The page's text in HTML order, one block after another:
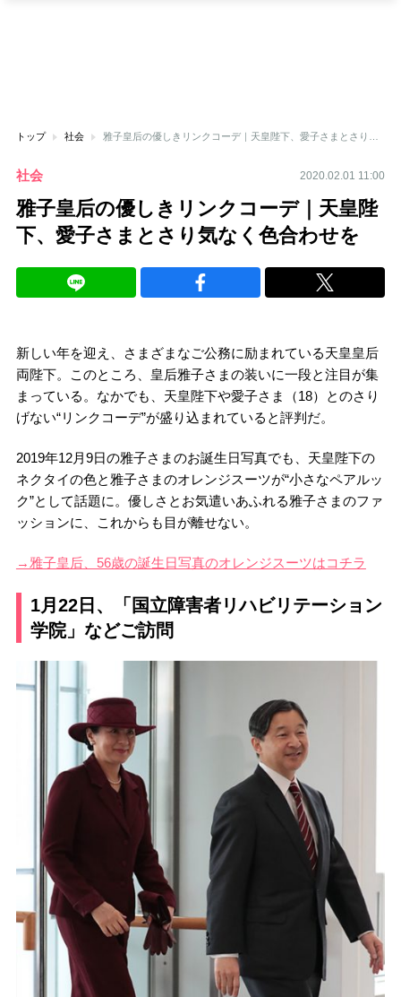
トップ 社会
社会 2020.02.01 11:00
雅子皇后の優しきリンクコーデ｜天皇陛
下、愛子さまとさり気なく色合わせを
新しい年を迎え、さまざまなご公務に励まれている天皇皇后
両陛下。このところ、皇后雅子さまの装いに一段と注目が集
まっている。なかでも、天皇陛下や愛子さま（18）とのさり
げない“リンクコーデ”が盛り込まれていると評判だ。
2019年12月9日の雅子さまのお誕生日写真でも、天皇陛下の
ネクタイの色と雅子さまのオレンジスーツが“小さなペアルッ
ク”として話題に。優しさとお気遣いあふれる雅子さまのファ
ッションに、これからも目が離せない。
→雅子皇后、56歳の誕生日写真のオレンジスーツはコチラ
1月22日、「国立障害者リハビリテーション
学院」などご訪問